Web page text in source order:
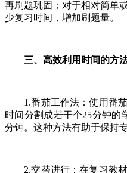
再刷题巩固；对于相对简单
少复习时间，增加刷题量。
三、高效利用时间的方
1.番茄工作法：使用番茄
时间分割成若干个25分钟的
分钟。这种方法有助于保持
2.交替进行：在复习教材